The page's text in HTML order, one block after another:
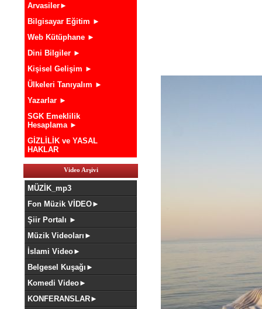
Arvasiler►
Bilgisayar Eğitim ►
Web Kütüphane ►
Dini Bilgiler ►
Kişisel Gelişim ►
Ülkeleri Tanıyalım ►
Yazarlar ►
SGK Emeklilik
Hesaplama ►
GİZLİLİK ve YASAL
HAKLAR
Video Arşivi
MÜZİK_mp3
Fon Müzik VİDEO►
Şiir Portalı ►
Müzik Videoları►
İslami Video►
Belgesel Kuşağı►
Komedi Video►
KONFERANSLAR►